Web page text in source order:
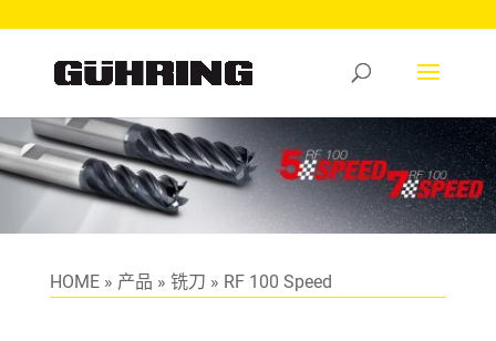
HOME» 产品 » 铣刀 » RF 100 Speed